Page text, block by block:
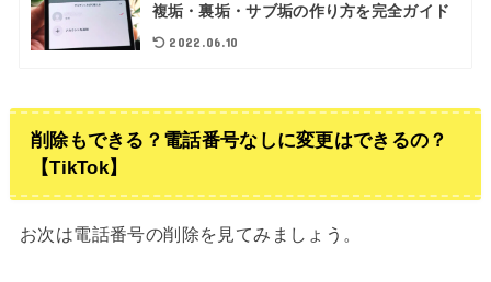
複垢・裏垢・サブ垢の作り方を完全ガイド
2022.06.10
削除もできる？電話番号なしに変更はできるの？
【TikTok】
お次は電話番号の削除を見てみましょう。